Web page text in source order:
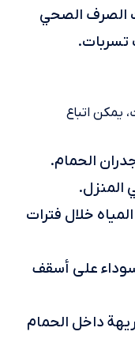
الصرف الصحي
يمكن اتباع
الحمام.
المنزل.
خلال فترات
على أسقف
داخل الحمام